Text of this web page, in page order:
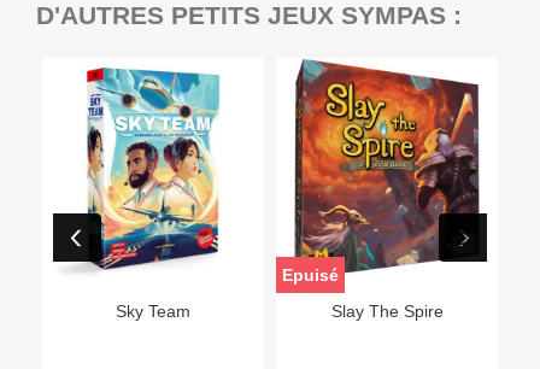
D'AUTRES PETITS JEUX SYMPAS :
Sky Team Slay The Spire
Epuisé